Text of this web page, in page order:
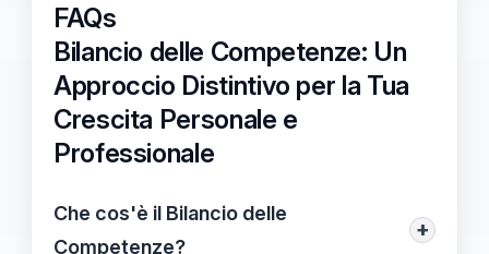
FAQs
Bilancio delle Competenze: Un
Approccio Distintivo per la Tua
Crescita Personale e
Professionale
Che cos'è il Bilancio delle
Competenze?
+